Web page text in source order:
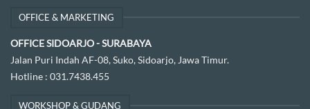
OFFICE & MARKETING
OFFICE SIDOARJO - SURABAYA
Jalan Puri Indah AF-08, Suko, Sidoarjo, Jawa Timur.
Hotline : 031.7438.455
WORKSHOP & GUDANG